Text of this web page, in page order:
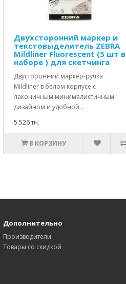
Двухсторонний маркер и
текстовыделитель ZEBRA
Mildliner Fluorescent (5 шт в
наборе ) для скетчинга
Двусторонний маркер-ручка
Mildliner в белом корпусе с
лаконичным минималистичным
дизайном и удобной ..
5 526 тн.
В КОРЗИНУ
Дополнительно
Производители
Товары со скидкой